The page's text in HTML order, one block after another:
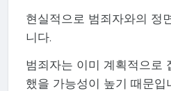
현실적으로 범죄자와의 정
니다.
범죄자는 이미 계획적으로
했을 가능성이 높기 때문입